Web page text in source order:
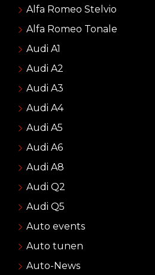
Alfa Romeo Stelvio
Alfa Romeo Tonale
Audi A1
Audi A2
Audi A3
Audi A4
Audi A5
Audi A6
Audi A8
Audi Q2
Audi Q5
Auto events
Auto tunen
Auto-News